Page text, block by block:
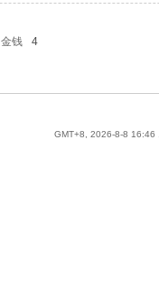
金钱
4
GMT+8, 2026-8-8 16:46